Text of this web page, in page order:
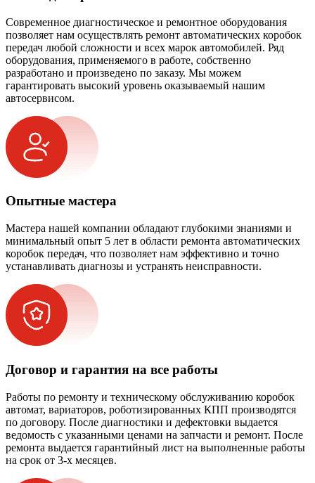
Современное диагностическое и ремонтное оборудования
позволяет нам осуществлять ремонт автоматических коробок
передач любой сложности и всех марок автомобилей. Ряд
оборудования, применяемого в работе, собственно
разработано и произведено по заказу. Мы можем
гарантировать высокий уровень оказываемый нашим
автосервисом.
Опытные мастера
Мастера нашей компании обладают глубокими знаниями и
минимальный опыт 5 лет в области ремонта автоматических
коробок передач, что позволяет нам эффективно и точно
устанавливать диагнозы и устранять неисправности.
Договор и гарантия на все работы
Работы по ремонту и техническому обслуживанию коробок
автомат, вариаторов, роботизированных КПП производятся
по договору. После диагностики и дефектовки выдается
ведомость с указанными ценами на запчасти и ремонт. После
ремонта выдается гарантийный лист на выполненные работы
на срок от 3-х месяцев.